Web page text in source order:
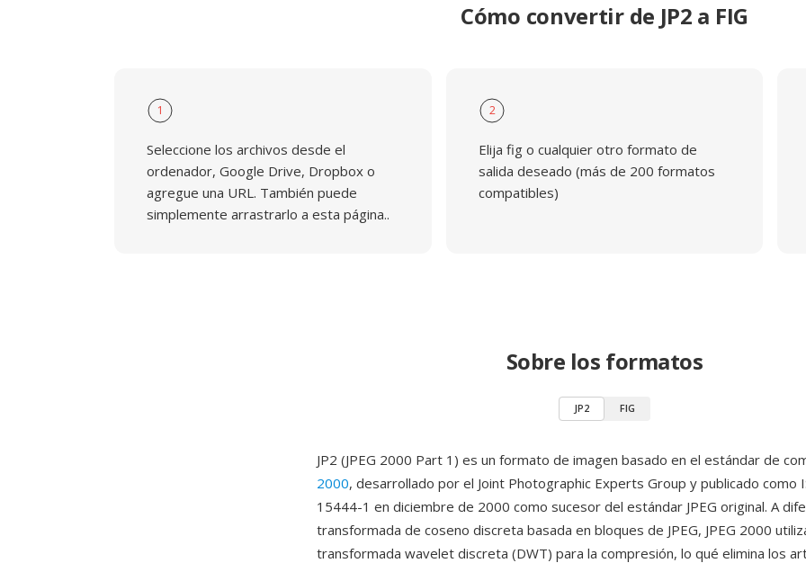
Cómo convertir de JP2 a FIG
1
Seleccione los archivos desde el
ordenador, Google Drive, Dropbox o
agregue una URL. También puede
simplemente arrastrarlo a esta página..
2
Elija fig o cualquier otro formato de
salida deseado (más de 200 formatos
compatibles)
Sobre los formatos
JP2 FIG
JP2 (JPEG 2000 Part 1) es un formato de imagen basado en el estándar de
2000, desarrollado por el Joint Photographic Experts Group y publicado como
15444-1 en diciembre de 2000 como sucesor del estándar JPEG original. A
transformada de coseno discreta basada en bloques de JPEG, JPEG 2000
transformada wavelet discreta (DWT) para la compresión, lo qué elimina los